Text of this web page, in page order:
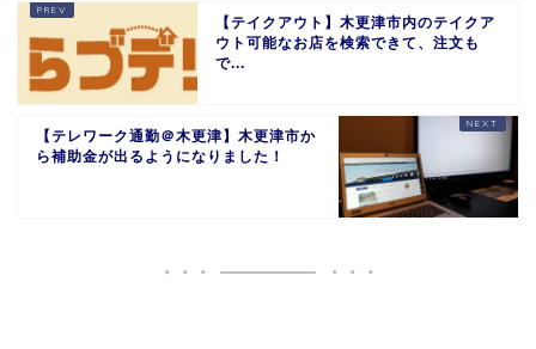
【テイクアウト】木更津市内のテイクア
ウト可能なお店を検索できて、注文も
で...
【テレワーク通勤＠木更津】木更津市か
ら補助金が出るようになりました！